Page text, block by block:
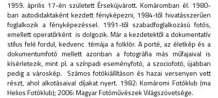
1959. április 17-én született Érsekújvárott. Komáromban él. 1980-
ban autodidaktaként kezdett fényképezni, 1984-től hivatásszerűen
foglalkozik a fényképezéssel. 1991-től szabadfoglalkozású fotós,
emellett operatőrként is dolgozik. Már a kezdetektől a dokumentatív
stílus felé fordul, kedvenc témája a folklór. A porté, az életkép és a
dokumentumfotó mellett azonban a fotográfia más műfajaival is
kísérletezik, mint pl. a színpadi eseményfotó, a szociofotó, újabban
pedig a városkép. Számos fotókiállításon és hazai versenyen vett
részt, ahol alkotásaival díjakat nyert. 1982: Komáromi Fotóklub (ma
Helios Fotóklub); 2006: Magyar Fotóművészek Világszövetsége.